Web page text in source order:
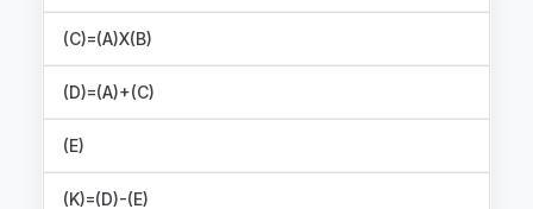
(C)=(A)X(B)
(D)=(A)+(C)
(E)
(K)=(D)-(E)